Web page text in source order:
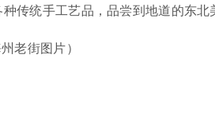
传统手工艺品，品尝到地道的东北
老街图片）